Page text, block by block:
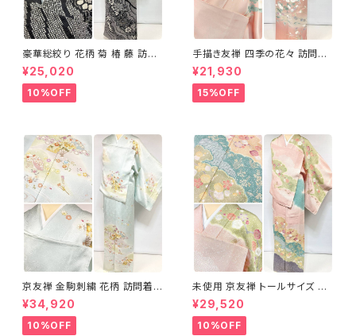
豪華総絞り 花柄 菊 椿 藤 訪問
着 鹿の子絞り ラメ 正絹 黒 白
グレー 1435
¥25,020
10%OFF
手描き友禅 四季の花々 訪問着
袷 正絹 サーモンピンク クリー
ム 白 桃花色 1434
¥21,930
15%OFF
京友禅 金駒刺繍 花柄 訪問着
正絹 水色 黄緑 パステルカラー
アイスグリーン 1433
¥34,920
10%OFF
未使用 京友禅 トールサイズ 染
め分け 金彩 訪問着 袷 正絹 ピ
ンク 黄緑 紫 黄色 1438
¥29,520
10%OFF